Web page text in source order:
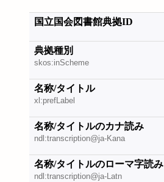
国立国会図書館典拠ID
典拠種別
skos:inScheme
名称/タイトル
xl:prefLabel
名称/タイトルのカナ読み
ndl:transcription@ja-Kana
名称/タイトルのローマ字読み
ndl:transcription@ja-Latn